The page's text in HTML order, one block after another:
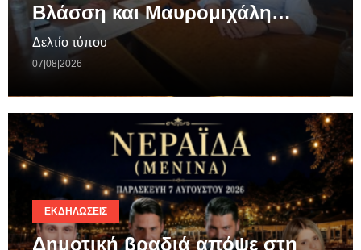
Βλάσση και Μαυρομιχάλη…
Δελτίο τύπου
07|08|2026
ΕΚΔΗΛΏΣΕΙΣ
Δημοτική βραδιά απόψε στη